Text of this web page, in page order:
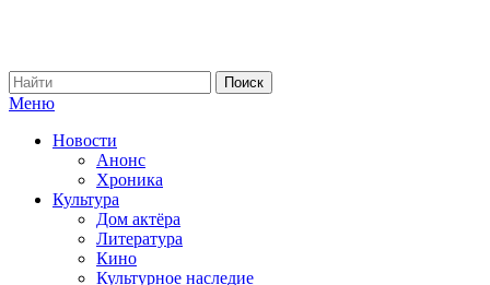
Меню
Новости
Анонс
Хроника
Культура
Дом актёра
Литература
Кино
Культурное наследие